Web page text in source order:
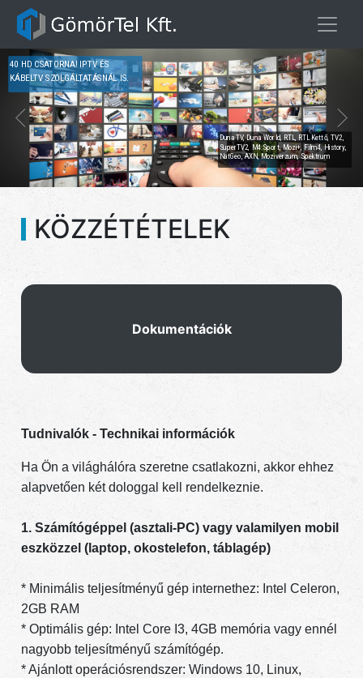
40 HD CSATORNA! IPTV ÉS
KÁBELTV SZOLGÁLTATÁSNÁL IS.
Duna TV, Duna World, RTL, RTL Kettő, TV2,
SuperTV2, M4 Sport, Mozi+, Film4, History,
NatGeo, AXN, Moziverzum, Spektrum
KÖZZÉTÉTELEK
Dokumentációk
Tudnivalók - Technikai információk
Ha Ön a világhálóra szeretne csatlakozni, akkor ehhez
alapvetően két dologgal kell rendelkeznie.
1. Számítógéppel (asztali-PC) vagy valamilyen mobil
eszközzel (laptop, okostelefon, táblagép)
* Minimális teljesítményű gép internethez: Intel Celeron,
2GB RAM
* Optimális gép: Intel Core I3, 4GB memória vagy ennél
nagyobb teljesítményű számítógép.
* Ajánlott operációsrendszer: Windows 10, Linux,